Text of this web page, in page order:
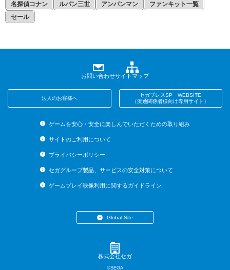
名探偵コナン
ルパン三世 アンパンマン
ファンキット一覧
セール
お問い合わせサイトマップ
法人のお客様へ
セガプレスSP WEBSITE
（流通関係者様向け専用サイト）
ゲームを安心・安全に楽しんでいただくための取り組み
サイトのご利用について
プライバシーポリシー
セガグループ製品、サービスの安全対策について
ゲームプレイ映像利用に関するガイドライン
Global Site
・English (US)
・English (AU)
株式会社セガ
©SEGA